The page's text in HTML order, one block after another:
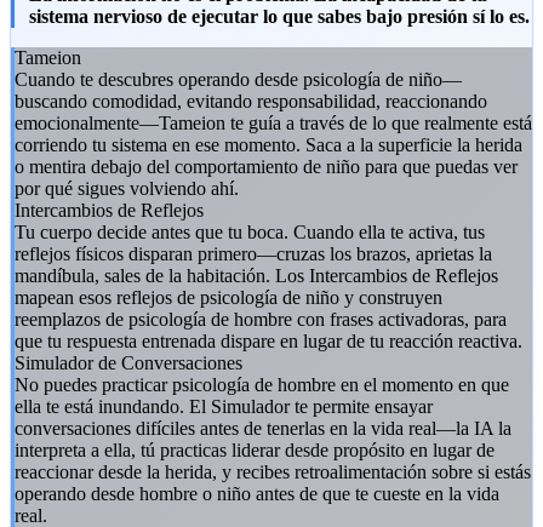
sistema nervioso de ejecutar lo que sabes bajo presión sí lo es.
Tameion
Cuando te descubres operando desde psicología de niño—
buscando comodidad, evitando responsabilidad, reaccionando
emocionalmente—Tameion te guía a través de lo que realmente está
corriendo tu sistema en ese momento. Saca a la superficie la herida
o mentira debajo del comportamiento de niño para que puedas ver
por qué sigues volviendo ahí.
Intercambios de Reflejos
Tu cuerpo decide antes que tu boca. Cuando ella te activa, tus
reflejos físicos disparan primero—cruzas los brazos, aprietas la
mandíbula, sales de la habitación. Los Intercambios de Reflejos
mapean esos reflejos de psicología de niño y construyen
reemplazos de psicología de hombre con frases activadoras, para
que tu respuesta entrenada dispare en lugar de tu reacción reactiva.
Simulador de Conversaciones
No puedes practicar psicología de hombre en el momento en que
ella te está inundando. El Simulador te permite ensayar
conversaciones difíciles antes de tenerlas en la vida real—la IA la
interpreta a ella, tú practicas liderar desde propósito en lugar de
reaccionar desde la herida, y recibes retroalimentación sobre si estás
operando desde hombre o niño antes de que te cueste en la vida
real.